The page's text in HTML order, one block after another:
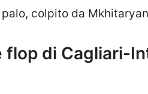
colpito da Mkhitaryan
flop di Cagliari-